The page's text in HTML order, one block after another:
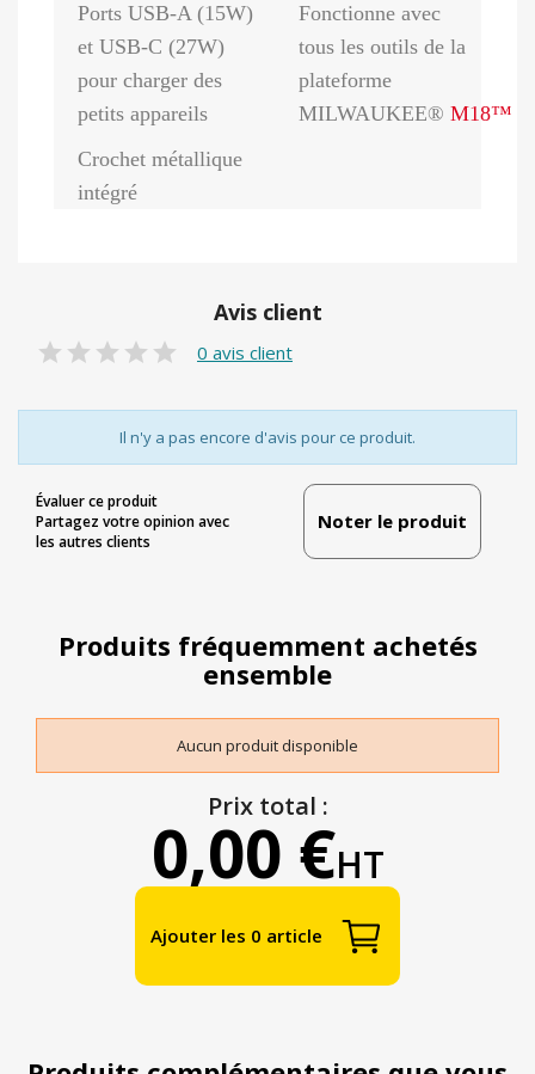
Ports USB-A (15W)
et USB-C (27W)
pour charger des
petits appareils
Crochet métallique
intégré
Fonctionne avec
tous les outils de la
plateforme
MILWAUKEE® M18™
Avis client
0 avis client
Il n'y a pas encore d'avis pour ce produit.
Évaluer ce produit
Partagez votre opinion avec
les autres clients
Noter le produit
Produits fréquemment achetés
ensemble
Aucun produit disponible
Prix total :
0,00 €HT
Ajouter les 0 article